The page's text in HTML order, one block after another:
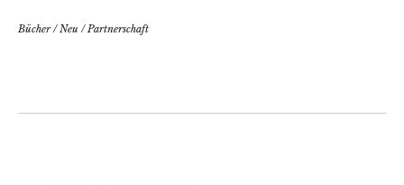
Bücher/ Neu / Partnerschaft